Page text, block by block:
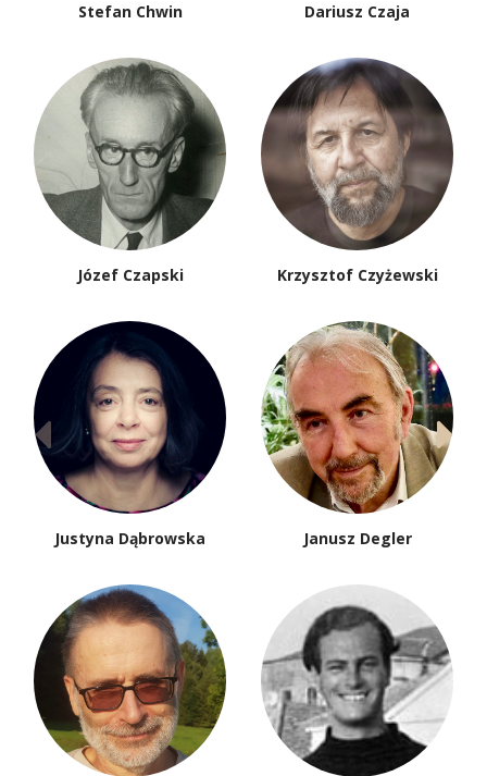
Stefan Chwin Dariusz Czaja
Józef Czapski Krzysztof Czyżewski
Justyna Dąbrowska Janusz Degler